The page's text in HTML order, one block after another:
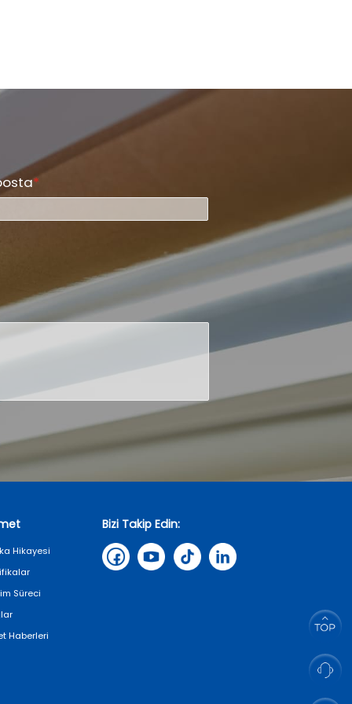
edinmenin yanı sıra, hem
özelleştirme hem de büyük
üretim için tasarlanmış DTF ürün
de sergiledi. Bu girişim,
Çin'in reklam ve DTF baskı
rekabetçi pazar konumunu
da güçlendirdi.
*
Hikayesi
Süreci
Haberleri
Bizi Takip Edin: